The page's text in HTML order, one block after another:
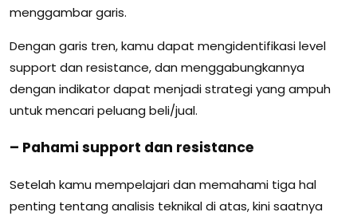
menggambar garis.
Dengan garis tren, kamu dapat mengidentifikasi level
support dan resistance, dan menggabungkannya
dengan indikator dapat menjadi strategi yang ampuh
untuk mencari peluang beli/jual.
– Pahami support dan resistance
Setelah kamu mempelajari dan memahami tiga hal
penting tentang analisis teknikal di atas, kini saatnya